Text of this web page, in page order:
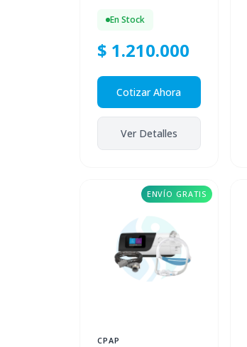
En Stock
$ 1.210.000
Cotizar Ahora
Ver Detalles
ENVÍO GRATIS
CPAP